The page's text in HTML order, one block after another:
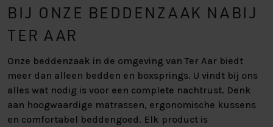
BIJ ONZE BEDDENZAAK NABIJ
TER AAR
Onze beddenzaak in de omgeving van Ter Aar biedt
meer dan alleen bedden en boxsprings. U vindt bij ons
alles wat nodig is voor een complete nachtrust. Denk
aan hoogwaardige matrassen, ergonomische kussens
en comfortabel beddengoed. Elk product is